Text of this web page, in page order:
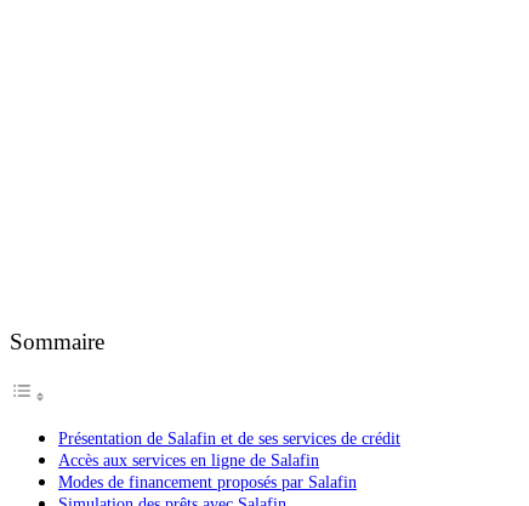
Sommaire
Présentation de Salafin et de ses services de crédit
Accès aux services en ligne de Salafin
Modes de financement proposés par Salafin